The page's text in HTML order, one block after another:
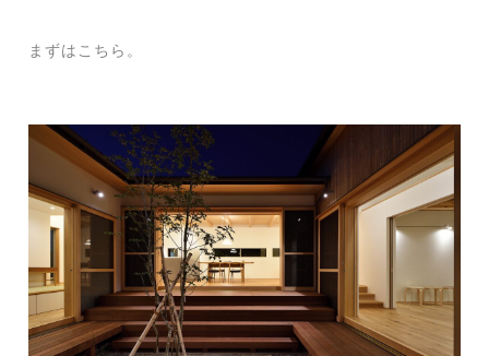
まずはこちら。